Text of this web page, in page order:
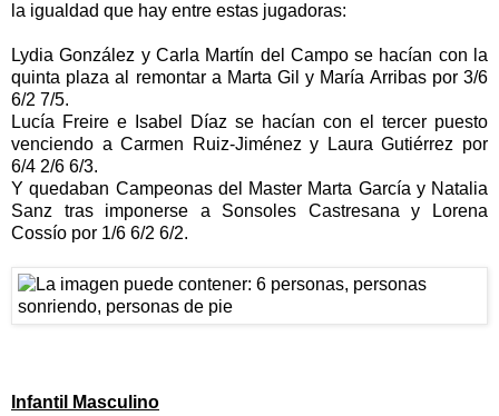
la igualdad que hay entre estas jugadoras:
Lydia González y Carla Martín del Campo se hacían con la
quinta plaza al remontar a Marta Gil y María Arribas por 3/6
6/2 7/5.
Lucía Freire e Isabel Díaz se hacían con el tercer puesto
venciendo a Carmen Ruiz-Jiménez y Laura Gutiérrez por
6/4 2/6 6/3.
Y quedaban Campeonas del Master Marta García y Natalia
Sanz tras imponerse a Sonsoles Castresana y Lorena
Cossío por 1/6 6/2 6/2.
Infantil Masculino